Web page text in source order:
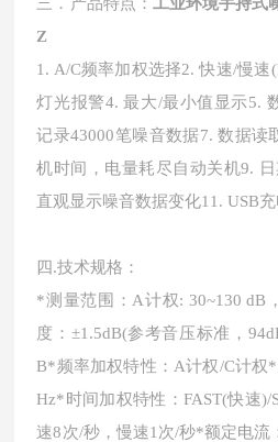
Z
1. A/C频率加权选择2. 快速/慢速
灯光报警4. 最大/最小值显示5.
记录43000笔噪音数据7. 数据读
机时间，电量耗尽自动关机9.
直观显示噪音数据变化11. USB
四.技术规格：
*测量范围：A计权: 30~130 dB
度：±1.5dB(参考音压标准，
B*频率加权特性：A计权/C计权
Hz*时间加权特性：FAST(快速
速8次/秒，慢速1次/秒*额定电流